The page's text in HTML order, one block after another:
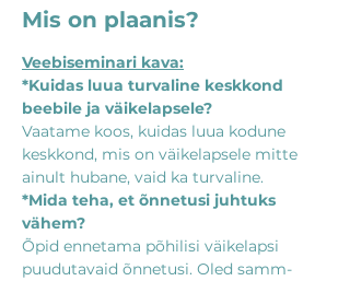
Mis on plaanis?
Veebiseminari kava:
*Kuidas luua turvaline keskkond
beebile ja väikelapsele?
Vaatame koos, kuidas luua kodune
keskkond, mis on väikelapsele mitte
ainult hubane, vaid ka turvaline.
*Mida teha, et õnnetusi juhtuks
vähem?
Õpid ennetama põhilisi väikelapsi
puudutavaid õnnetusi. Oled samm-